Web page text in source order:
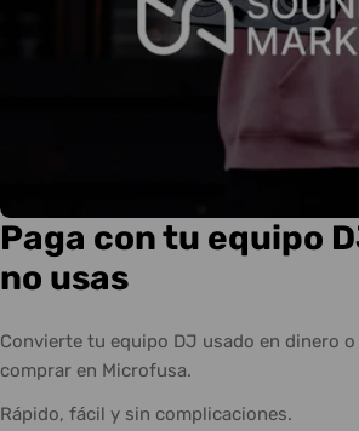
Paga con tu equipo
no usas
Convierte tu equipo DJ usado en dinero
comprar en Microfusa.
Rápido, fácil y sin complicaciones.